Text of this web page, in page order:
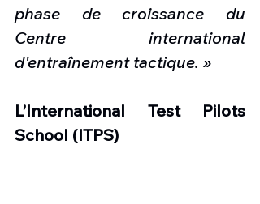
phase de croissance du
Centre international
d'entraînement tactique. »
L’International Test Pilots
School (ITPS)